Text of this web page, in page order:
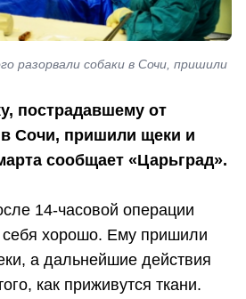
разорвали собаки в Сочи, пришили
пострадавшему от
в Сочи, пришили щеки и
сообщает «Царьград».
14-часовой операции
себя хорошо. Ему пришили
а дальнейшие действия
как приживутся ткани.